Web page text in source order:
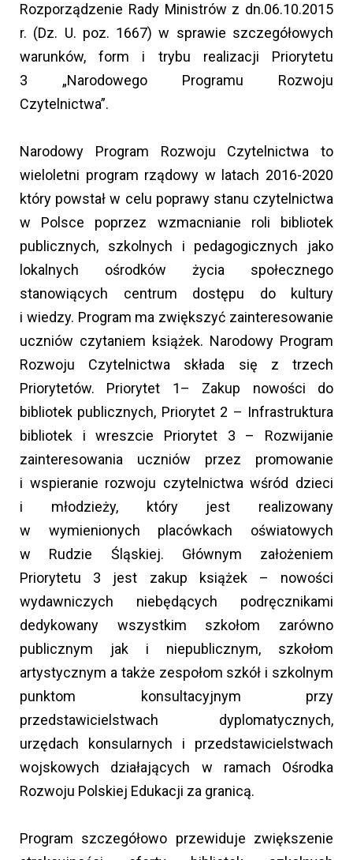
Rozporządzenie Rady Ministrów z dn.06.10.2015
r. (Dz. U. poz. 1667) w sprawie szczegółowych
warunków, form i trybu realizacji Priorytetu
3 „Narodowego Programu Rozwoju
Czytelnictwa”.
Narodowy Program Rozwoju Czytelnictwa to
wieloletni program rządowy w latach 2016-2020
który powstał w celu poprawy stanu czytelnictwa
w Polsce poprzez wzmacnianie roli bibliotek
publicznych, szkolnych i pedagogicznych jako
lokalnych ośrodków życia społecznego
stanowiących centrum dostępu do kultury
i wiedzy. Program ma zwiększyć zainteresowanie
uczniów czytaniem książek. Narodowy Program
Rozwoju Czytelnictwa składa się z trzech
Priorytetów. Priorytet 1– Zakup nowości do
bibliotek publicznych, Priorytet 2 – Infrastruktura
bibliotek i wreszcie Priorytet 3 – Rozwijanie
zainteresowania uczniów przez promowanie
i wspieranie rozwoju czytelnictwa wśród dzieci
i młodzieży, który jest realizowany
w wymienionych placówkach oświatowych
w Rudzie Śląskiej. Głównym założeniem
Priorytetu 3 jest zakup książek – nowości
wydawniczych niebędących podręcznikami
dedykowany wszystkim szkołom zarówno
publicznym jak i niepublicznym, szkołom
artystycznym a także zespołom szkół i szkolnym
punktom konsultacyjnym przy
przedstawicielstwach dyplomatycznych,
urzędach konsularnych i przedstawicielstwach
wojskowych działających w ramach Ośrodka
Rozwoju Polskiej Edukacji za granicą.
Program szczegółowo przewiduje zwiększenie